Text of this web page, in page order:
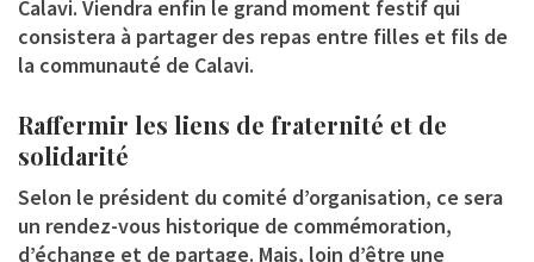
Calavi. Viendra enfin le grand moment festif qui
consistera à partager des repas entre filles et fils de
la communauté de Calavi.
Raffermir les liens de fraternité et de
solidarité
Selon le président du comité d’organisation, ce sera
un rendez-vous historique de commémoration,
d’échange et de partage. Mais, loin d’être une